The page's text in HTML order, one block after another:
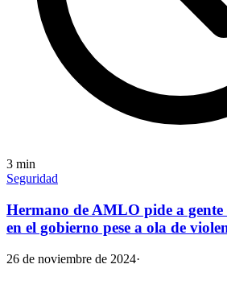
3 min
Seguridad
Hermano de AMLO pide a gente
en el gobierno pese a ola de
26 de noviembre de 2024·